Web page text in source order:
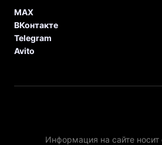
MAX
ВКонтакте
Telegram
Avito
Информация на сайте